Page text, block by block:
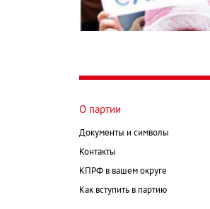
О партии
Документы и символы
Контакты
КПРФ в вашем округе
Как вступить в партию